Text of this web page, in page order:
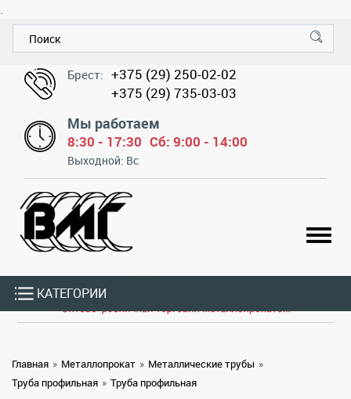
.
Брест: +375 (29) 250-02-02
+375 (29) 735-03-03
Мы работаем
8:30 - 17:30 Сб: 9:00 - 14:00
Выходной: Вс
КАТЕГОРИИ
Главная » Металлопрокат » Металлические трубы »
Труба профильная » Труба профильная